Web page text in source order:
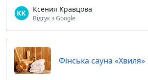
Ксения Кравцова
Відгук з Google
Фінська сауна «Хвиля»